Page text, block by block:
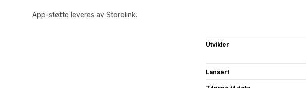
App-støtte leveres av Storelink.
Utvikler
Lansert